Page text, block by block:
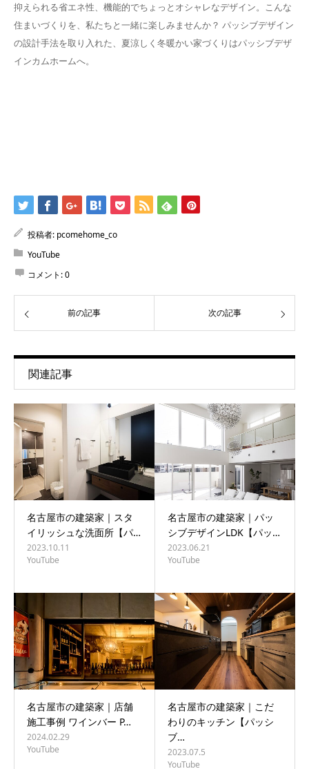
抑えられる省エネ性、機能的でちょっとオシャレなデザイン。こんな
住まいづくりを、私たちと一緒に楽しみませんか？ パッシブデザイン
の設計手法を取り入れた、夏涼しく冬暖かい家づくりはパッシブデザ
インカムホームへ。
投稿者: pcomehome_co
YouTube
コメント:0
前の記事 次の記事
関連記事
名古屋市の建築家｜スタ
イリッシュな洗面所【パ…
2023.10.11
YouTube
名古屋市の建築家｜パッ
シブデザインLDK【パッ…
2023.06.21
YouTube
名古屋市の建築家｜店舗
施工事例 ワインバー P…
2024.02.29
YouTube
名古屋市の建築家｜こだ
わりのキッチン【パッシ
ブ…
2023.07.5
YouTube